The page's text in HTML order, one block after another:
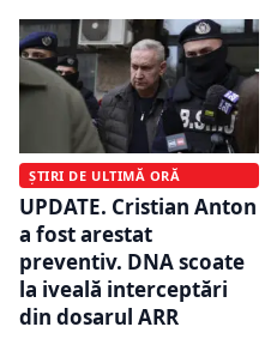
ȘTIRI DE ULTIMĂ ORĂ
UPDATE. Cristian Anton
a fost arestat
preventiv. DNA scoate
la iveală interceptări
din dosarul ARR